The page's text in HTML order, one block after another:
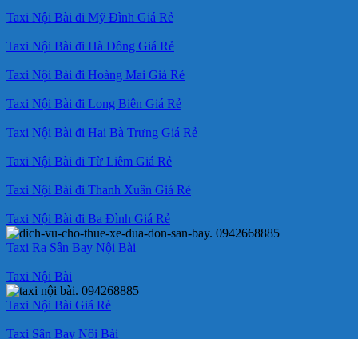
Taxi Nội Bài đi Mỹ Đình Giá Rẻ
Taxi Nội Bài đi Hà Đông Giá Rẻ
Taxi Nội Bài đi Hoàng Mai Giá Rẻ
Taxi Nội Bài đi Long Biên Giá Rẻ
Taxi Nội Bài đi Hai Bà Trưng Giá Rẻ
Taxi Nội Bài đi Từ Liêm Giá Rẻ
Taxi Nội Bài đi Thanh Xuân Giá Rẻ
Taxi Nội Bài đi Ba Đình Giá Rẻ
Taxi Ra Sân Bay Nội Bài
Taxi Nội Bài
Taxi Nội Bài Giá Rẻ
Taxi Sân Bay Nội Bài